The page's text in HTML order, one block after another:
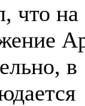
что на
в